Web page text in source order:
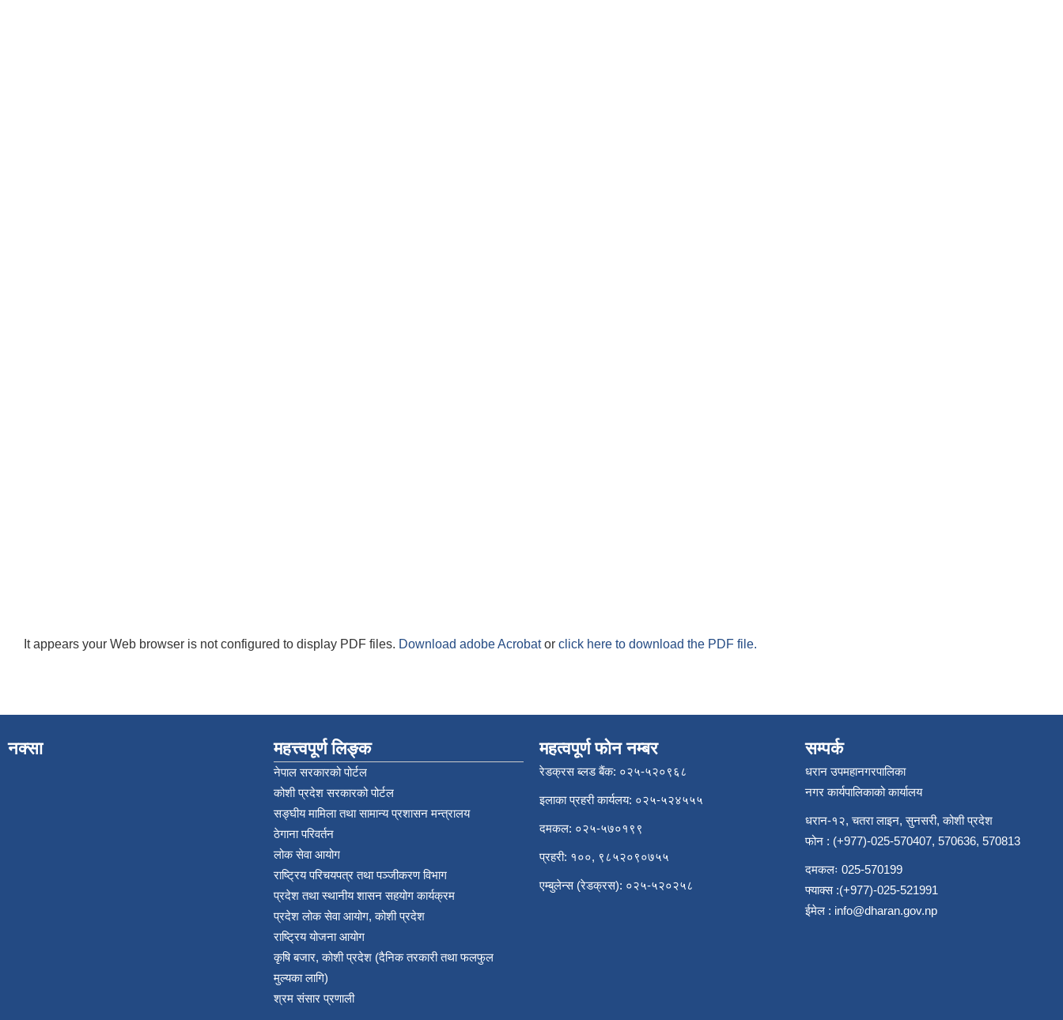
It appears your Web browser is not configured to display PDF files. Download adobe Acrobator click here to download the PDF file.
नक्सा महत्त्वपूर्ण लिङ्क
नेपाल सरकारको पोर्टल
कोशी प्रदेश सरकारको पोर्टल
सङ्‍घीय मामिला तथा सामान्य प्रशासन मन्त्रालय
ठेगाना परिवर्तन
लोक सेवा आयोग
राष्ट्रिय परिचयपत्र तथा पञ्‍जीकरण विभाग
प्रदेश तथा स्थानीय शासन सहयोग कार्यक्रम
प्रदेश लोक सेवा आयोग, कोशी प्रदेश
राष्ट्रिय योजना आयोग
कृषि बजार, कोशी प्रदेश (दैनिक तरकारी तथा फलफुल
मुल्यका लागि)
श्रम संसार प्रणाली
महत्वपूर्ण फोन नम्बर
रेडक्रस ब्लड बैंक: ०२५-५२०९६८
इलाका प्रहरी कार्यलय: ०२५-५२४५५५
दमकल: ०२५-५७०१९९
प्रहरी: १००, ९८५२०९०७५५
एम्बुलेन्स (रेडक्रस): ०२५-५२०२५८
सम्पर्क
धरान उपमहानगरपालिका
नगर कार्यपालिकाको कार्यालय
धरान-१२, चतरा लाइन, सुनसरी, कोशी प्रदेश
फोन : (+977)-025-570407, 570636, 570813
दमकलः 025-570199
फ्याक्स :(+977)-025-521991
ईमेल : info@dharan.gov.np